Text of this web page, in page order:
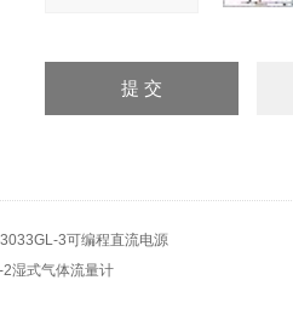
3可编程直流电源
2湿式气体流量计